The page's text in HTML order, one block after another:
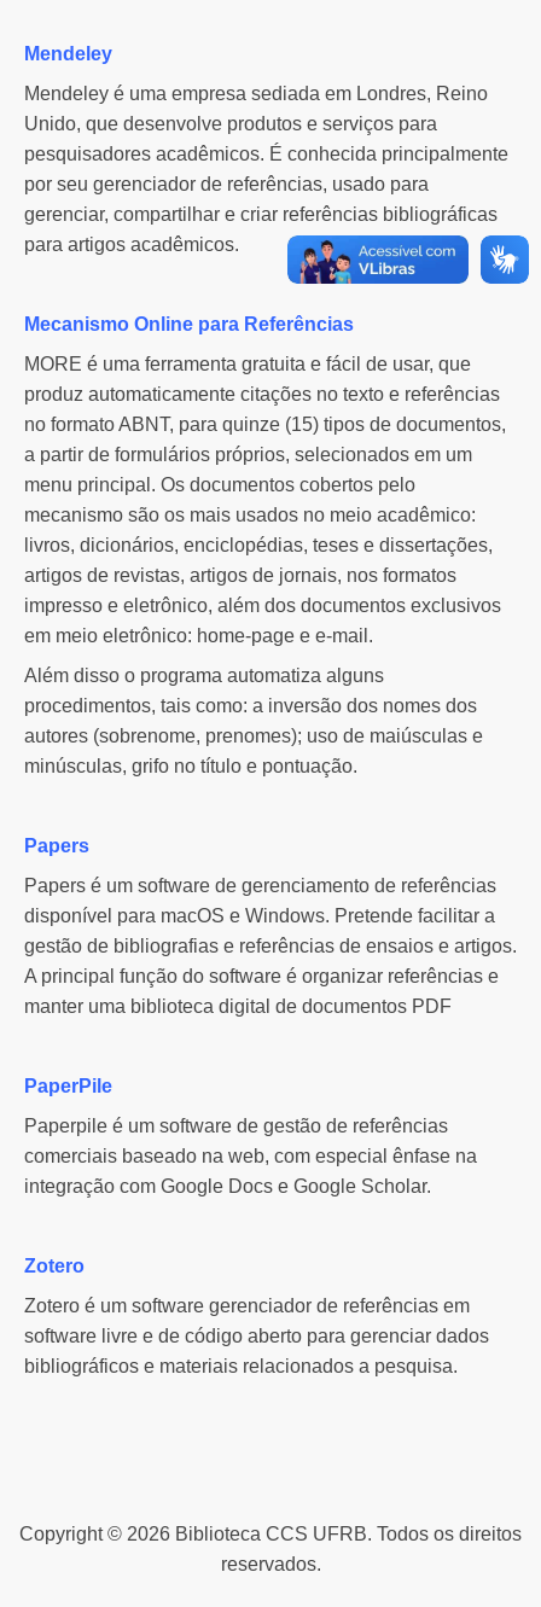
Mendeley
Mendeley é uma empresa sediada em Londres, Reino
Unido, que desenvolve produtos e serviços para
pesquisadores acadêmicos. É conhecida principalmente
por seu gerenciador de referências, usado para
gerenciar, compartilhar e criar referências bibliográficas
para artigos acadêmicos.
Mecanismo Online para Referências
MORE é uma ferramenta gratuita e fácil de usar, que
produz automaticamente citações no texto e referências
no formato ABNT, para quinze (15) tipos de documentos,
a partir de formulários próprios, selecionados em um
menu principal. Os documentos cobertos pelo
mecanismo são os mais usados no meio acadêmico:
livros, dicionários, enciclopédias, teses e dissertações,
artigos de revistas, artigos de jornais, nos formatos
impresso e eletrônico, além dos documentos exclusivos
em meio eletrônico: home-page e e-mail.
Além disso o programa automatiza alguns
procedimentos, tais como: a inversão dos nomes dos
autores (sobrenome, prenomes); uso de maiúsculas e
minúsculas, grifo no título e pontuação.
Papers
Papers é um software de gerenciamento de referências
disponível para macOS e Windows. Pretende facilitar a
gestão de bibliografias e referências de ensaios e artigos.
A principal função do software é organizar referências e
manter uma biblioteca digital de documentos PDF
PaperPile
Paperpile é um software de gestão de referências
comerciais baseado na web, com especial ênfase na
integração com Google Docs e Google Scholar.
Zotero
Zotero é um software gerenciador de referências em
software livre e de código aberto para gerenciar dados
bibliográficos e materiais relacionados a pesquisa.
Copyright © 2026 Biblioteca CCS UFRB. Todos os direitos
reservados.